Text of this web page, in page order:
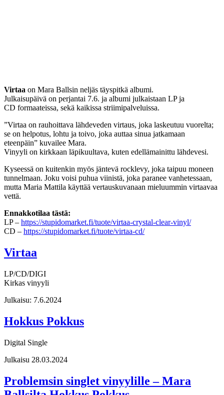
Virtaa on Mara Ballsin neljäs täyspitkä albumi.
Julkaisupäivä on perjantai 7.6. ja albumi julkaistaan LP ja
CD formaateissa, sekä kaikissa striimipalveluissa.
”Virtaa on rauhoittava lähdeveden virtaus, joka laskeutuu vuorelta;
se on helpotus, lohtu ja toivo, joka auttaa sinua jatkamaan
eteenpäin” kuvailee Mara.
Vinyyli on kirkkaan läpikuultava, kuten edellämainittu lähdevesi.
Kyseessä on kuitenkin myös jäntevä rocklevy, joka taipuu moneen
tunnelmaan. Joku voisi puhua viinistä, joka paranee vanhetessaan,
mutta Maria Mattila käyttää vertauskuvanaan mieluummin virtaavaa
vettä.
Ennakkotilaa tästä:
LP – https://stupidomarket.fi/tuote/virtaa-crystal-clear-vinyl/
CD – https://stupidomarket.fi/tuote/virtaa-cd/
Virtaa
LP/CD/DIGI
Kirkas vinyyli
Julkaisu: 7.6.2024
Hokkus Pokkus
Digital Single
Julkaisu 28.03.2024
Problemsin singlet vinyylille – Mara